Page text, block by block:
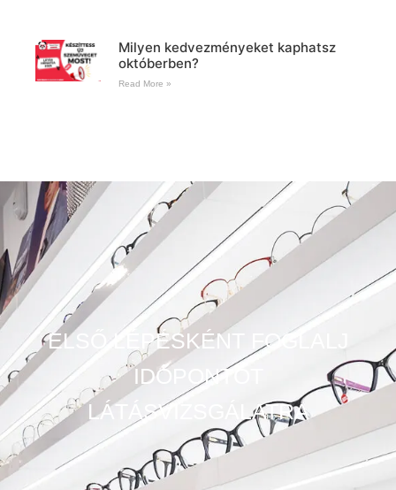
Milyen kedvezményeket kaphatsz
októberben?
Read More »
ELSŐ LÉPÉSKÉNT FOGLALJ
IDŐPONTOT
LÁTÁSVIZSGÁLATRA